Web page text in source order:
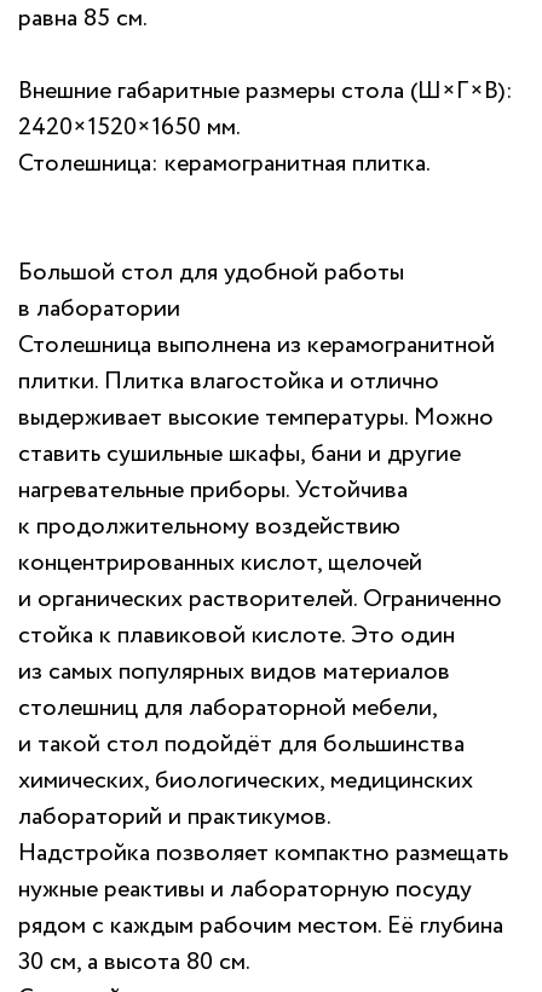
равна 85 см.
Внешние габаритные размеры стола (Ш×Г×В):
2420×1520×1650 мм.
Столешница: керамогранитная плитка.
Большой стол для удобной работы
в лаборатории
Столешница выполнена из керамогранитной
плитки. Плитка влагостойка и отлично
выдерживает высокие температуры. Можно
ставить сушильные шкафы, бани и другие
нагревательные приборы. Устойчива
к продолжительному воздействию
концентрированных кислот, щелочей
и органических растворителей. Ограниченно
стойка к плавиковой кислоте. Это один
из самых популярных видов материалов
столешниц для лабораторной мебели,
и такой стол подойдёт для большинства
химических, биологических, медицинских
лабораторий и практикумов.
Надстройка позволяет компактно размещать
нужные реактивы и лабораторную посуду
рядом с каждым рабочим местом. Её глубина
30 см, а высота 80 см.